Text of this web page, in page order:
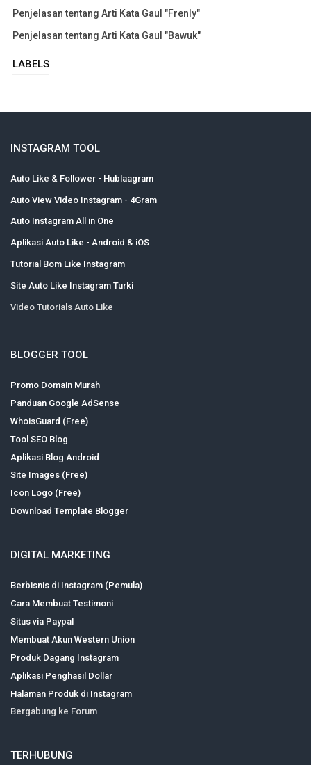
Penjelasan tentang Arti Kata Gaul "Frenly"
Penjelasan tentang Arti Kata Gaul "Bawuk"
LABELS
INSTAGRAM TOOL
Auto Like & Follower - Hublaagram
Auto View Video Instagram - 4Gram
Auto Instagram All in One
Aplikasi Auto Like - Android & iOS
Tutorial Bom Like Instagram
Site Auto Like Instagram Turki
Video Tutorials Auto Like
BLOGGER TOOL
Promo Domain Murah
Panduan Google AdSense
WhoisGuard (Free)
Tool SEO Blog
Aplikasi Blog Android
Site Images (Free)
Icon Logo (Free)
Download Template Blogger
DIGITAL MARKETING
Berbisnis di Instagram (Pemula)
Cara Membuat Testimoni
Situs via Paypal
Membuat Akun Western Union
Produk Dagang Instagram
Aplikasi Penghasil Dollar
Halaman Produk di Instagram
Bergabung ke Forum
TERHUBUNG